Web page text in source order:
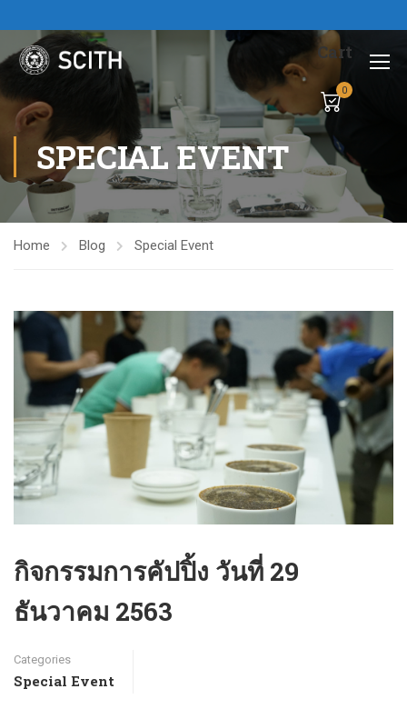
Cart
0
SPECIAL EVENT
Home Blog Special Event
กิจกรรมการคัปปิ้ง วันที่ 29
ธันวาคม 2563
Categories
Special Event